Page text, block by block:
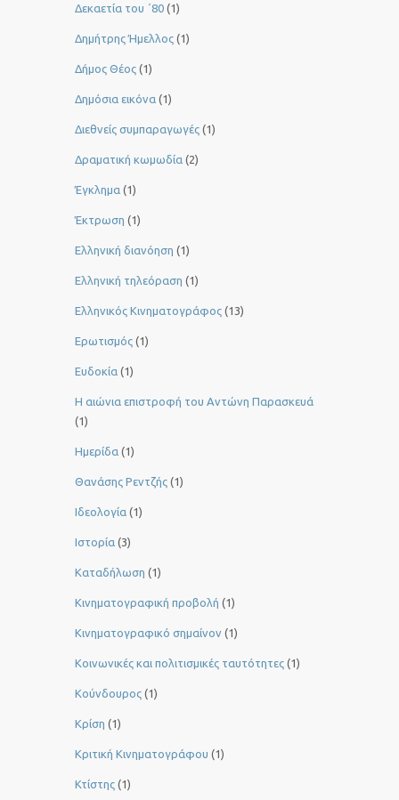
Δεκαετία του ΄80 (1)
Δημήτρης Ήμελλος (1)
Δήμος Θέος (1)
Δημόσια εικόνα (1)
Διεθνείς συμπαραγωγές (1)
Δραματική κωμωδία (2)
Έγκλημα (1)
Έκτρωση (1)
Ελληνική διανόηση (1)
Ελληνική τηλεόραση (1)
Ελληνικός Κινηματογράφος (13)
Ερωτισμός (1)
Ευδοκία (1)
Η αιώνια επιστροφή του Αντώνη Παρασκευά
(1)
Ημερίδα (1)
Θανάσης Ρεντζής (1)
Ιδεολογία (1)
Ιστορία (3)
Καταδήλωση (1)
Κινηματογραφική προβολή (1)
Κινηματογραφικό σημαίνον (1)
Κοινωνικές και πολιτισμικές ταυτότητες (1)
Κούνδουρος (1)
Κρίση (1)
Κριτική Κινηματογράφου (1)
Κτίστης (1)